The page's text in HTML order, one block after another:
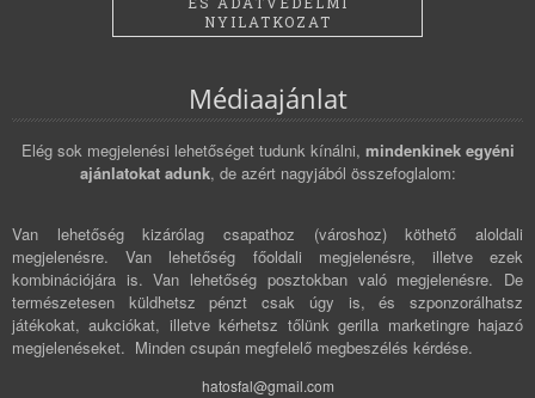
NYILATKOZAT
Médiaajánlat
Elég sok megjelenési lehetőséget tudunk kínálni, mindenkinek egyéni
ajánlatokat adunk, de azért nagyjából összefoglalom:
Van lehetőség kizárólag csapathoz (városhoz) köthető aloldali
megjelenésre. Van lehetőség főoldali megjelenésre, illetve ezek
kombinációjára is. Van lehetőség posztokban való megjelenésre. De
természetesen küldhetsz pénzt csak úgy is, és szponzorálhatsz
játékokat, aukciókat, illetve kérhetsz tőlünk gerilla marketingre hajazó
megjelenéseket. Minden csupán megfelelő megbeszélés kérdése.
hatosfal@gmail.com